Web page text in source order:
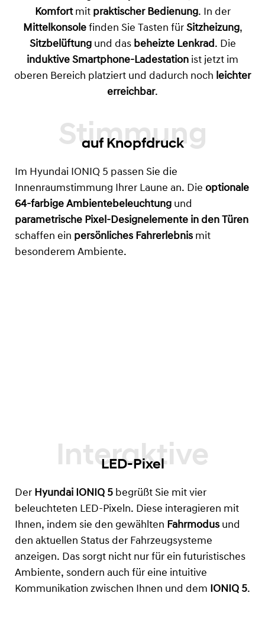
Komfortmit praktischer Bedienung. In der
Mittelkonsolefinden Sie Tasten für Sitzheizung,
Sitzbelüftungund das beheizte Lenkrad. Die
induktive Smartphone-Ladestation ist jetzt im
oberen Bereich platziert und dadurch noch leichter
erreichbar.
auf Knopfdruck
Im Hyundai IONIQ 5 passen Sie die
Innenraumstimmung Ihrer Laune an. Die optionale
64-farbige Ambientebeleuchtung und
parametrische Pixel-Designelemente in den Türen
schaffen ein persönliches Fahrerlebnis mit
besonderem Ambiente.
LED-Pixel
Der Hyundai IONIQ 5 begrüßt Sie mit vier
beleuchteten LED-Pixeln. Diese interagieren mit
Ihnen, indem sie den gewählten Fahrmodus und
den aktuellen Status der Fahrzeugsysteme
anzeigen. Das sorgt nicht nur für ein futuristisches
Ambiente, sondern auch für eine intuitive
Kommunikation zwischen Ihnen und dem IONIQ 5.